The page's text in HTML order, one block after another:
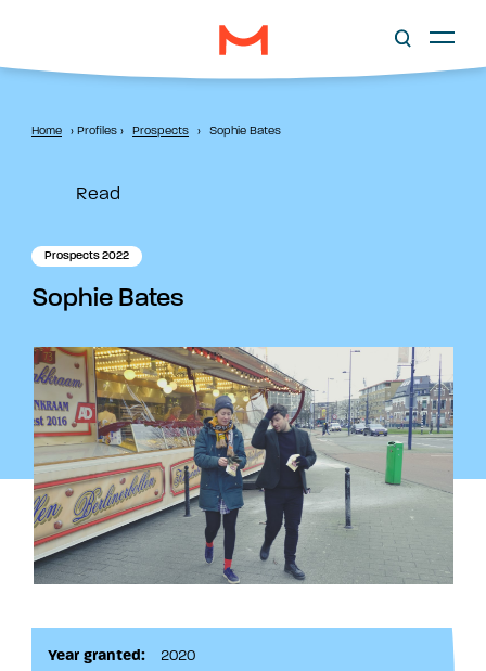
Home › Profiles › Prospects › Sophie Bates
Read
Prospects 2022
Sophie Bates
Year granted:
2020